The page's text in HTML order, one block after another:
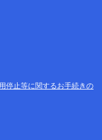
停止等に関するお手続きの